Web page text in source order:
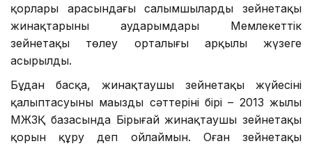
қорлары арасындағы салымшылардың зейнетақы
жинақтарының аударымдары Мемлекеттік
зейнетақы төлеу орталығы арқылы жүзеге
асырылды.
Бұдан басқа, жинақтаушы зейнетақы жүйесінің
қалыптасуының маңызды сәттерінің бірі – 2013 жылы
МЖЗҚ базасында Бірыңғай жинақтаушы зейнетақы
қорын құру деп ойлаймын. Оған зейнетақы